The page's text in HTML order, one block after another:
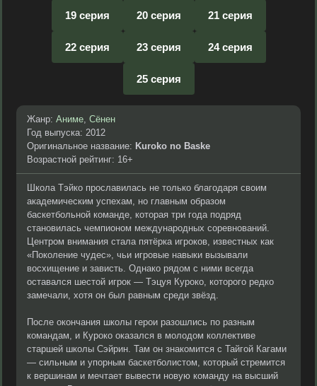
19 серия 20 серия 21 серия
22 серия 23 серия 24 серия
25 серия
Жанр: Аниме, Сёнен
Год выпуска: 2012
Оригинальное название: Kuroko no Baske
Возрастной рейтинг: 16+
Школа Тэйко прославилась не только благодаря своим
академическим успехам, но главным образом
баскетбольной команде, которая три года подряд
становилась чемпионом международных соревнований.
Центром внимания стала пятёрка игроков, известных как
«Поколение чудес», чьи игровые навыки вызывали
восхищение и зависть. Однако рядом с ними всегда
оставался шестой игрок — Тэцуя Куроко, которого редко
замечали, хотя он был равным среди звёзд.
После окончания школы герои разошлись по разным
командам, и Куроко оказался в молодом коллективе
старшей школы Сэйрин. Там он знакомится с Тайгой Кагами
— сильным и упорным баскетболистом, который стремится
к вершинам и мечтает вывести новую команду на высший